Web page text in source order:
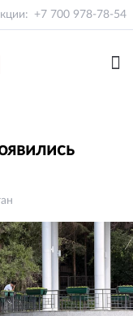
+7 700 978-78-54